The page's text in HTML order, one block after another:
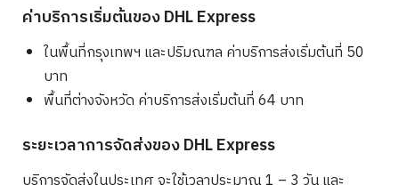
ค่าบริการเริ่มต้นของ DHL Express
ในพื้นที่กรุงเทพฯ และปริมณฑล ค่าบริการส่งเริ่มต้นที่ 50
บาท
พื้นที่ต่างจังหวัด ค่าบริการส่งเริ่มต้นที่ 64 บาท
ระยะเวลาการจัดส่งของ DHL Express